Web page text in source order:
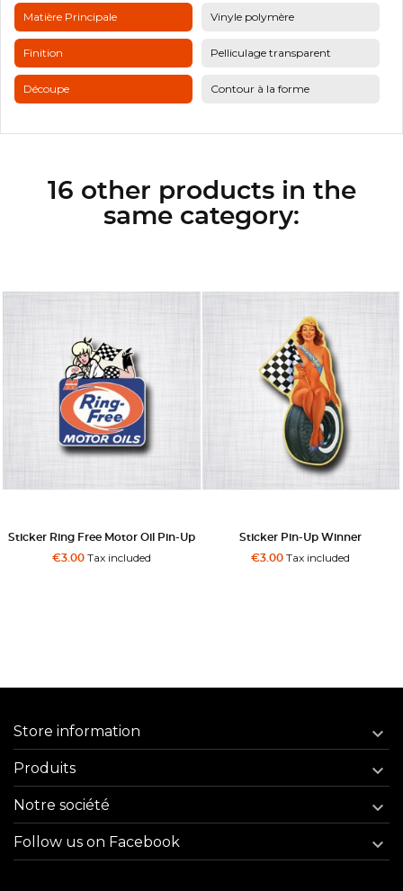
Matière Principale Vinyle polymère
Finition Pelliculage transparent
Découpe Contour à la forme
16 other products in the
same category:
Sticker Pin-Up Winner
€3.00 Tax included
Sticker Pin-Up Côte D'azur
Vitrauphanie
Store information 
Produits 
Notre société 
Follow us on Facebook 